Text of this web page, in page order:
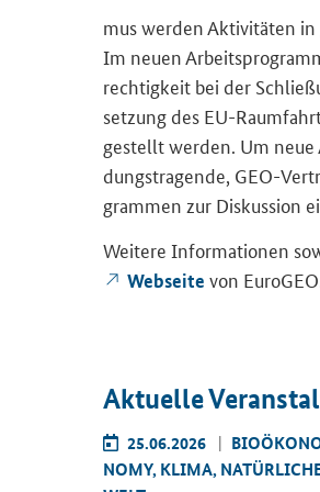
mus wer­den Ak­ti­vi­tä­ten
Im neuen
rech­tig­keit bei der
set­zung des EU-​
ge­stellt wer­den. Um
dungs­tra­gen­de, GEO-​
gram­men zur Dis­kus­si­on
Wei­te­re In­for­ma­tio­nen
Web­sei­te von
Ak­tu­el­le
25.06.2026
NO­MY, KLIMA,